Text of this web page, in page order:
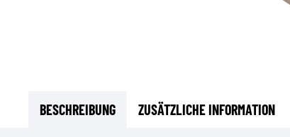
BESCHREIBUNG ZUSÄTZLICHE INFORMATION